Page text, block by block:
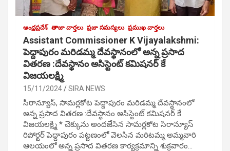
ఆంధ్రప్రదేశ్ తాజా వార్తలు ప్రజా సమస్యలు ప్రముఖ వార్తలు
Assistant Commissioner K Vijayalakshmi:
పెద్దాపురం మరిడమ్మ దేవస్థానంలో అన్న ప్రసాద
వితరణ :దేవస్థానం అసిస్టెంట్ కమిషనర్ కే
విజయలక్ష్మి
15/11/2024 SIRA NEWS
సిరాన్యూస్, సామర్లకోట పెద్దాపురం మరిడమ్మ దేవస్థానంలో
అన్న ప్రసాద వితరణ :దేవస్థానం అసిస్టెంట్ కమిషనర్ కే
విజయలక్ష్మి * చెక్కును అందజేసిన సామర్లకోట సిరాన్యూస్
రిపోర్టర్ పెద్దాపురం పట్టణంలో వెలసిన మరిటమ్మ అమ్మవారి
ఆలయంలో అన్న ప్రసాద వితరణ కార్యక్రమాన్ని శుక్రవారం…